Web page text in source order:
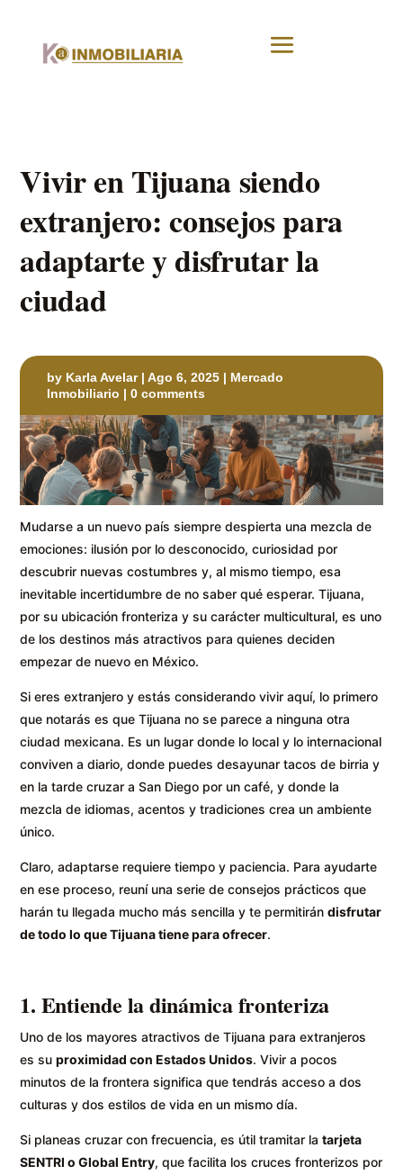
Vivir en Tijuana siendo
extranjero: consejos para
adaptarte y disfrutar la
ciudad
by Karla Avelar|Ago 6, 2025 | Mercado
Inmobiliario |0 comments
Mudarse a un nuevo país siempre despierta una mezcla de
emociones: ilusión por lo desconocido, curiosidad por
descubrir nuevas costumbres y, al mismo tiempo, esa
inevitable incertidumbre de no saber qué esperar. Tijuana,
por su ubicación fronteriza y su carácter multicultural, es uno
de los destinos más atractivos para quienes deciden
empezar de nuevo en México.
Si eres extranjero y estás considerando vivir aquí, lo primero
que notarás es que Tijuana no se parece a ninguna otra
ciudad mexicana. Es un lugar donde lo local y lo internacional
conviven a diario, donde puedes desayunar tacos de birria y
en la tarde cruzar a San Diego por un café, y donde la
mezcla de idiomas, acentos y tradiciones crea un ambiente
único.
Claro, adaptarse requiere tiempo y paciencia. Para ayudarte
en ese proceso, reuní una serie de consejos prácticos que
harán tu llegada mucho más sencilla y te permitirándisfrutar
de todo lo que Tijuana tiene para ofrecer.
1. Entiende la dinámica fronteriza
Uno de los mayores atractivos de Tijuana para extranjeros
es suproximidad con Estados Unidos. Vivir a pocos
minutos de la frontera significa que tendrás acceso a dos
culturas y dos estilos de vida en un mismo día.
Si planeas cruzar con frecuencia, es útil tramitar latarjeta
SENTRI o Global Entry, que facilita los cruces fronterizos por